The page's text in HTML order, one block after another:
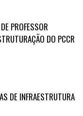
PROFESSOR
DO PCCR
DE INFRAESTRUTURA